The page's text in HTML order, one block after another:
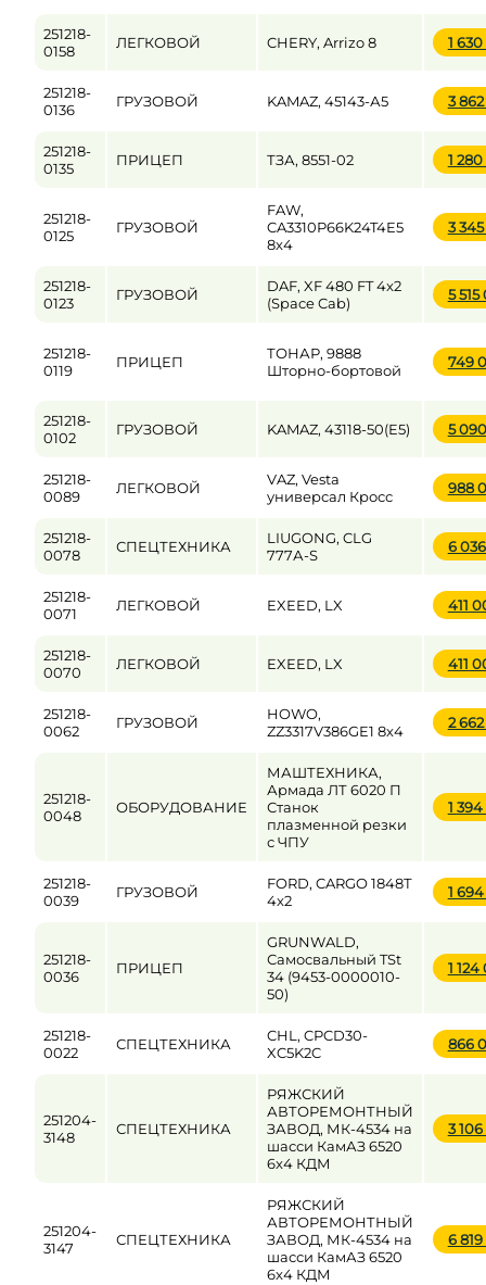
251218-
0158
ЛЕГКОВОЙ CHERY, Arrizo 8 1
251218-
0136
ГРУЗОВОЙ KAMAZ, 45143-А5 3
251218-
0135
ПРИЦЕП ТЗА, 8551-02 1
251218-
0125
ГРУЗОВОЙ
FAW,
CA3310P66K24T4E5
8х4
3
251218-
0123
ГРУЗОВОЙ
DAF, XF 480 FT 4x2
(Space Cab)
5
251218-
0119
ПРИЦЕП
ТОНАР, 9888
Шторно-бортовой
749
251218-
0102
ГРУЗОВОЙ KAMAZ, 43118-50(E5) 5
251218-
0089
ЛЕГКОВОЙ
VAZ, Vesta
универсал Кросс
988
251218-
0078
СПЕЦТЕХНИКА
LIUGONG, CLG
777А-S
6
251218-
0071
ЛЕГКОВОЙ EXEED, LX 411
251218-
0070
ЛЕГКОВОЙ EXEED, LX 411
251218-
0062
ГРУЗОВОЙ
HOWO,
ZZ3317V386GE1 8х4
2
251218-
0048
ОБОРУДОВАНИЕ
МАШТЕХНИКА,
Армада ЛТ 6020 П
Станок
плазменной резки
с ЧПУ
1
251218-
0039
ГРУЗОВОЙ
FORD, CARGO 1848Т
4x2
1
251218-
0036
ПРИЦЕП
GRUNWALD,
Самосвальный TSt
34 (9453-0000010-
50)
1
251218-
0022
СПЕЦТЕХНИКА
CHL, CPCD30-
XC5K2C
866
251204-
3148
СПЕЦТЕХНИКА
РЯЖСКИЙ
АВТОРЕМОНТНЫЙ
ЗАВОД, МК-4534 на
шасси КамАЗ 6520
6x4 КДМ
3 106
251204-
3147
СПЕЦТЕХНИКА
РЯЖСКИЙ
АВТОРЕМОНТНЫЙ
ЗАВОД, МК-4534 на
шасси КамАЗ 6520
6x4 КДМ
6